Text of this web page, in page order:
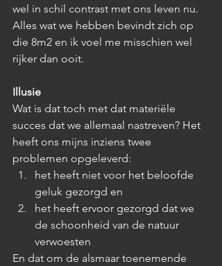
wel in schil contrast met ons leven nu.
Alles wat we hebben bevindt zich op
die 8m2 en ik voel me misschien wel
rijker dan ooit.
Illusie
Wat is dat toch met dat materiële
succes dat we allemaal nastreven? Het
heeft ons mijns inziens twee
problemen opgeleverd:
het heeft niet voor het beloofde
geluk gezorgd en
het heeft ervoor gezorgd dat we
de schoonheid van de natuur
verwoesten
En dat om de alsmaar toenemende